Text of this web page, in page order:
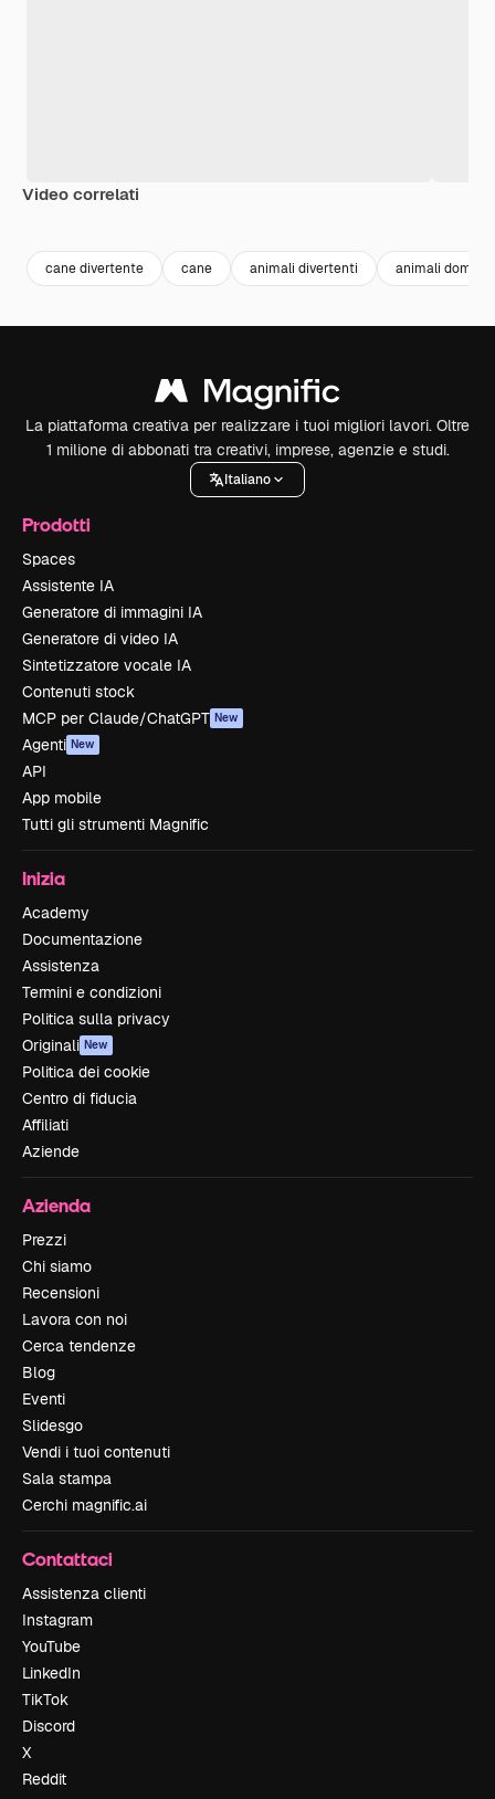
Video correlati
cane divertente cane animali divertenti animali
La piattaforma creativa per realizzare i tuoi migliori lavori. Oltre
1 milione di abbonati tra creativi, imprese, agenzie e studi.
Italiano
Prodotti
Spaces
Assistente IA
Generatore di immagini IA
Generatore di video IA
Sintetizzatore vocale IA
Contenuti stock
MCP per Claude/ChatGPT New
Agenti New
API
App mobile
Tutti gli strumenti Magnific
Inizia
Academy
Documentazione
Assistenza
Termini e condizioni
Politica sulla privacy
Originali New
Politica dei cookie
Centro di fiducia
Affiliati
Aziende
Azienda
Prezzi
Chi siamo
Recensioni
Lavora con noi
Cerca tendenze
Blog
Eventi
Slidesgo
Vendi i tuoi contenuti
Sala stampa
Cerchi magnific.ai
Contattaci
Assistenza clienti
Instagram
YouTube
LinkedIn
TikTok
Discord
X
Reddit